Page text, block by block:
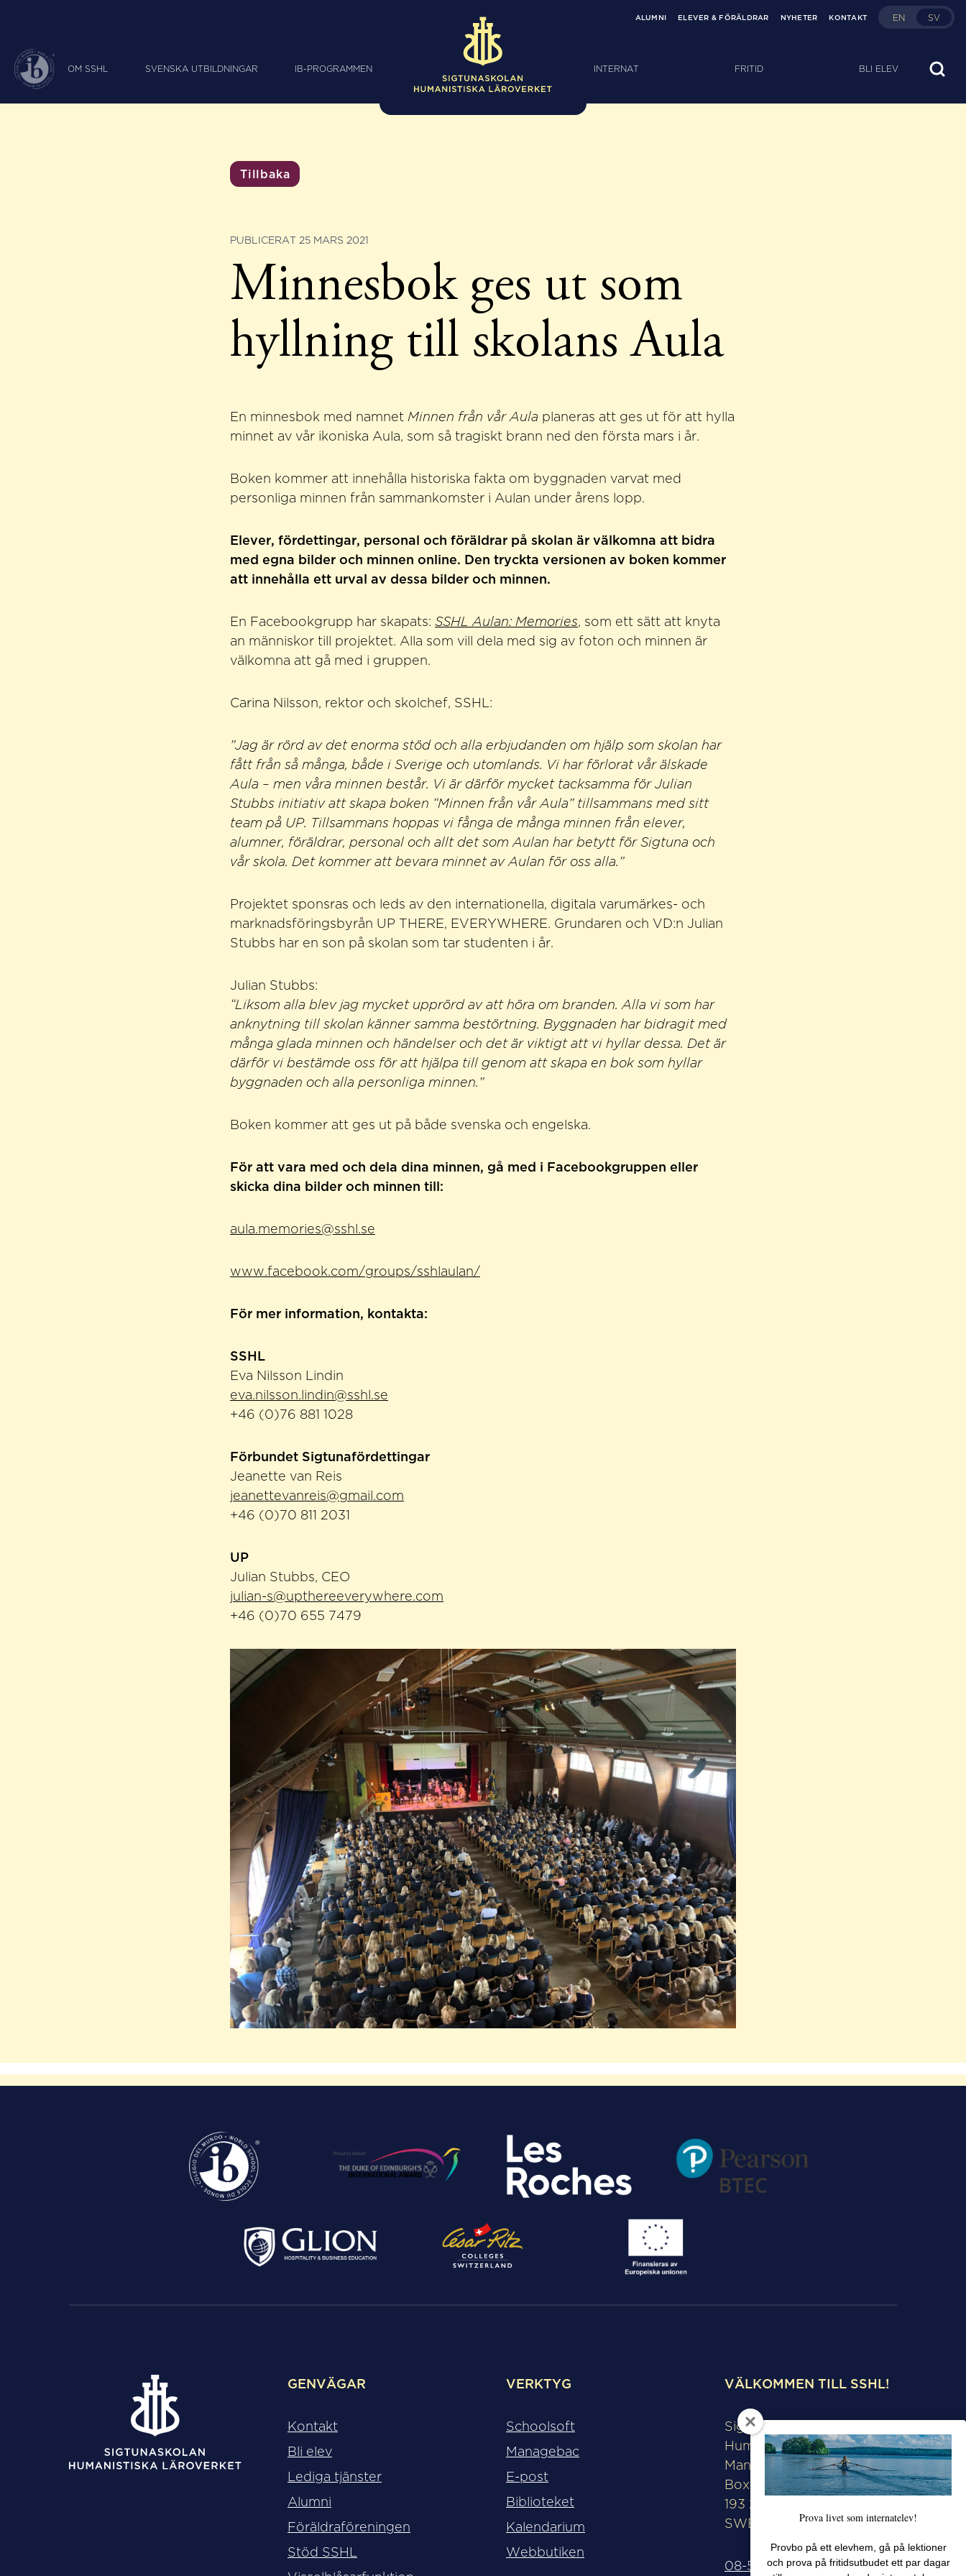
ALUMNI ELEVER & FÖRÄLDRAR NYHETER KONTAKT EN SV
OM SSHL SVENSKA UTBILDNINGAR IB-PROGRAMMEN INTERNAT FRITID BLI ELEV
Tillbaka
PUBLICERAT 25 MARS 2021
Minnesbok ges ut som
hyllning till skolans Aula
En minnesbok med namnet Minnen från vår Aula planeras att ges ut för att hylla
minnet av vår ikoniska Aula, som så tragiskt brann ned den första mars i år.
Boken kommer att innehålla historiska fakta om byggnaden varvat med
personliga minnen från sammankomster i Aulan under årens lopp.
Elever, fördettingar, personal och föräldrar på skolan är välkomna att bidra
med egna bilder och minnen online. Den tryckta versionen av boken kommer
att innehålla ett urval av dessa bilder och minnen.
En Facebookgrupp har skapats: SSHL Aulan: Memories, som ett sätt att knyta
an människor till projektet. Alla som vill dela med sig av foton och minnen är
välkomna att gå med i gruppen.
Carina Nilsson, rektor och skolchef, SSHL:
”Jag är rörd av det enorma stöd och alla erbjudanden om hjälp som skolan har
fått från så många, både i Sverige och utomlands. Vi har förlorat vår älskade
Aula – men våra minnen består. Vi är därför mycket tacksamma för Julian
Stubbs initiativ att skapa boken “Minnen från vår Aula” tillsammans med sitt
team på UP. Tillsammans hoppas vi fånga de många minnen från elever,
alumner, föräldrar, personal och allt det som Aulan har betytt för Sigtuna och
vår skola. Det kommer att bevara minnet av Aulan för oss alla.”
Projektet sponsras och leds av den internationella, digitala varumärkes- och
marknadsföringsbyrån UP THERE, EVERYWHERE. Grundaren och VD:n Julian
Stubbs har en son på skolan som tar studenten i år.
Julian Stubbs:
“Liksom alla blev jag mycket upprörd av att höra om branden. Alla vi som har
anknytning till skolan känner samma bestörtning. Byggnaden har bidragit med
många glada minnen och händelser och det är viktigt att vi hyllar dessa. Det är
därför vi bestämde oss för att hjälpa till genom att skapa en bok som hyllar
byggnaden och alla personliga minnen.”
Boken kommer att ges ut på både svenska och engelska.
För att vara med och dela dina minnen, gå med i Facebookgruppen eller
skicka dina bilder och minnen till:
aula.memories@sshl.se
www.facebook.com/groups/sshlaulan/
För mer information, kontakta:
SSHL
Eva Nilsson Lindin
eva.nilsson.lindin@sshl.se
+46 (0)76 881 1028
Förbundet Sigtunafördettingar
Jeanette van Reis
jeanettevanreis@gmail.com
+46 (0)70 811 2031
UP
Julian Stubbs, CEO
julian-s@upthereeverywhere.com
+46 (0)70 655 7479
GENVÄGAR
Kontakt
Bli elev
Lediga tjänster
Alumni
Föräldraföreningen
Stöd SSHL
VERKTYG
Schoolsoft
Managebac
E-post
Biblioteket
Kalendarium
Webbutiken
VÄLKOMMEN TILL SSHL!
Sigtunaskolan
Humanistiska Läroverket
Manfred Björkquists allé 8
Box 508
193 28 Sigtuna
SWEDEN
08-592 571 00
Prova livet som internatelev!
Provbo på ett elevhem, gå på lektioner
och prova på fritidsutbudet ett par dagar